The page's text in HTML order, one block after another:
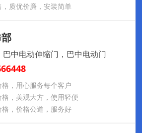
质优价廉，安装简单
中电动伸缩门，巴中电动门
，用心服务每个客户
，美观大方，使用轻便
，价格公道，服务好